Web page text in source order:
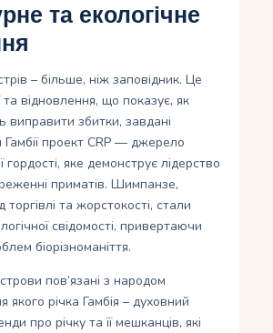
та екологічне
– більше, ніж заповідник. Це
та відновлення, що показує, як
збитки, завдані
Гамбії проект CRP — джерело
гордості, яке демонструє лідерство
приматів. Шимпанзе,
торгівлі та жорстокості, стали
свідомості, привертаючи
біорізноманіття.
пов’язані з народом
якого річка Гамбія – духовний
про річку та її мешканців, які